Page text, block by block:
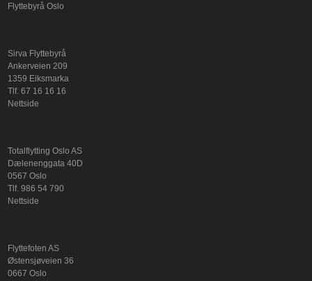
Flyttebyrå Oslo
Sirva Flyttebyrå
Ankerveien 209
1359 Eiksmarka
Tlf. 67 16 16 16
Nettside
Totalflytting Oslo AS
Dælenenggata 40D
0567 Oslo
Tlf. 986 54 790
Nettside
Flyttefoten AS
Østensjøveien 36
0667 Oslo